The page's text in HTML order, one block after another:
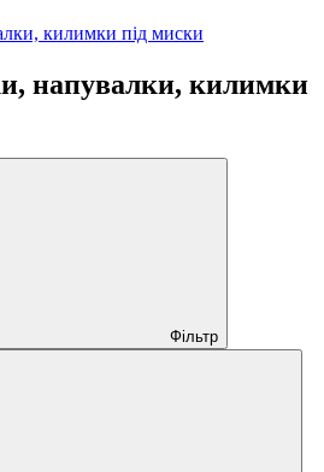
килимки під миски
напувалки, килимки
Фільтр